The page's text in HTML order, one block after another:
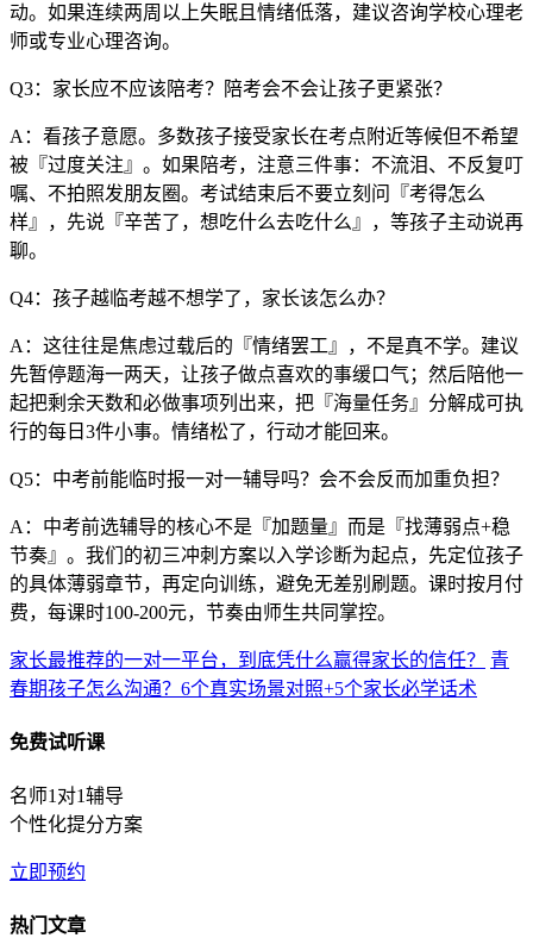
动。如果连续两周以上失眠且情绪低落，建议咨询学校心理老
师或专业心理咨询。
Q3：家长应不应该陪考？陪考会不会让孩子更紧张？
A：看孩子意愿。多数孩子接受家长在考点附近等候但不希望
被『过度关注』。如果陪考，注意三件事：不流泪、不反复叮
嘱、不拍照发朋友圈。考试结束后不要立刻问『考得怎么
样』，先说『辛苦了，想吃什么去吃什么』，等孩子主动说再
聊。
Q4：孩子越临考越不想学了，家长该怎么办？
A：这往往是焦虑过载后的『情绪罢工』，不是真不学。建议
先暂停题海一两天，让孩子做点喜欢的事缓口气；然后陪他一
起把剩余天数和必做事项列出来，把『海量任务』分解成可执
行的每日3件小事。情绪松了，行动才能回来。
Q5：中考前能临时报一对一辅导吗？会不会反而加重负担？
A：中考前选辅导的核心不是『加题量』而是『找薄弱点+稳
节奏』。我们的初三冲刺方案以入学诊断为起点，先定位孩子
的具体薄弱章节，再定向训练，避免无差别刷题。课时按月付
费，每课时100-200元，节奏由师生共同掌控。
家长最推荐的一对一平台，到底凭什么赢得家长的信任？
青
春期孩子怎么沟通？6个真实场景对照+5个家长必学话术
免费试听课
名师1对1辅导
个性化提分方案
立即预约
热门文章